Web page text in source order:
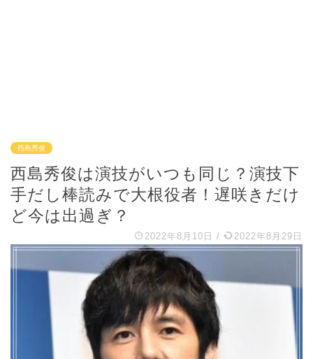
西島秀俊
西島秀俊は演技がいつも同じ？演技下
手だし棒読みで大根役者！遅咲きだけ
ど今は出過ぎ？
2022年8月10日 / 2022年8月29日